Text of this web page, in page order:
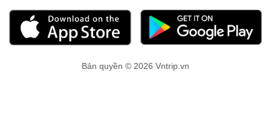
Bản quyền © 2026 Vntrip.vn